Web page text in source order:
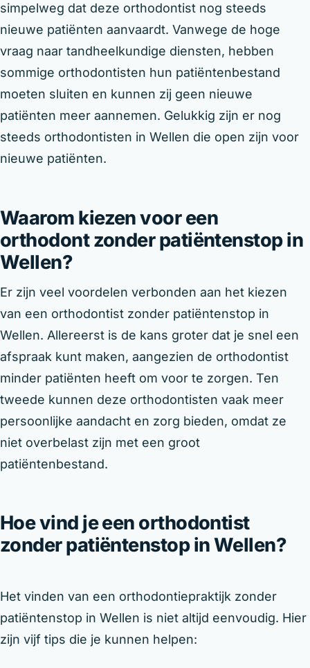
simpelweg dat deze orthodontist nog steeds
nieuwe patiënten aanvaardt. Vanwege de hoge
vraag naar tandheelkundige diensten, hebben
sommige orthodontisten hun patiëntenbestand
moeten sluiten en kunnen zij geen nieuwe
patiënten meer aannemen. Gelukkig zijn er nog
steeds orthodontisten in Wellen die open zijn voor
nieuwe patiënten.
Waarom kiezen voor een
orthodont zonder patiëntenstop in
Wellen?
Er zijn veel voordelen verbonden aan het kiezen
van een orthodontist zonder patiëntenstop in
Wellen. Allereerst is de kans groter dat je snel een
afspraak kunt maken, aangezien de orthodontist
minder patiënten heeft om voor te zorgen. Ten
tweede kunnen deze orthodontisten vaak meer
persoonlijke aandacht en zorg bieden, omdat ze
niet overbelast zijn met een groot
patiëntenbestand.
Hoe vind je een orthodontist
zonder patiëntenstop in Wellen?
Het vinden van een orthodontiepraktijk zonder
patiëntenstop in Wellen is niet altijd eenvoudig. Hier
zijn vijf tips die je kunnen helpen: